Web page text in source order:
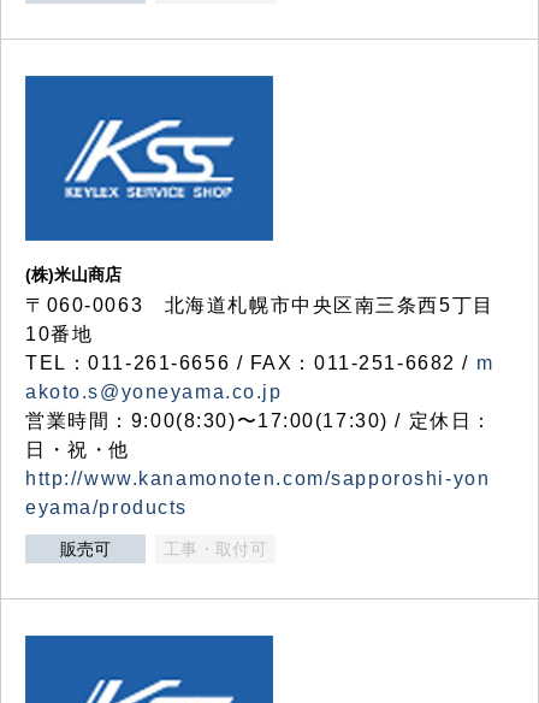
(株)米山商店
〒060-0063 北海道札幌市中央区南三条西5丁目
10番地
TEL：011-261-6656 / FAX：011-251-6682 / m
akoto.s@yoneyama.co.jp
営業時間：9:00(8:30)〜17:00(17:30) / 定休日：
日・祝・他
http://www.kanamonoten.com/sapporoshi-yon
eyama/products
販売可 工事・取付可